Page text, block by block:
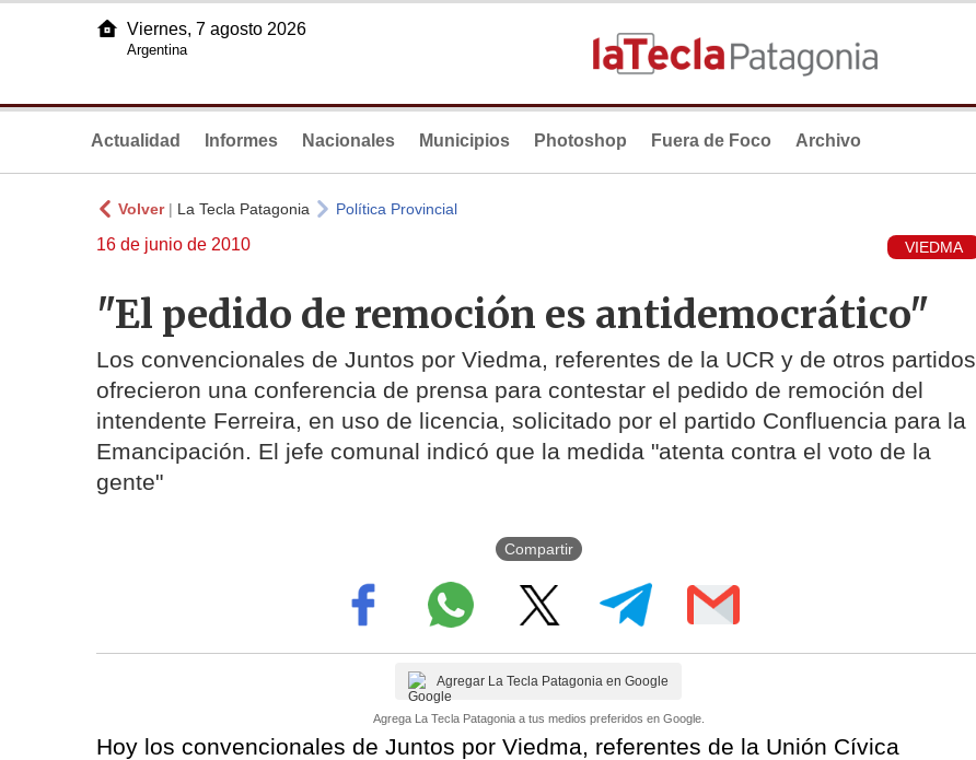
Viernes, 7 agosto 2026
Argentina
Actualidad Informes Nacionales Municipios Photoshop Fuera de Foco Archivo
Volver| La Tecla Patagonia Política Provincial
16 de junio de 2010 VIEDMA
"El pedido de remoción es antidemocrático"
Los convencionales de Juntos por Viedma, referentes de la UCR y de otros partidos
ofrecieron una conferencia de prensa para contestar el pedido de remoción del
intendente Ferreira, en uso de licencia, solicitado por el partido Confluencia para la
Emancipación. El jefe comunal indicó que la medida "atenta contra el voto de la
gente"
Compartir
Agregar La Tecla Patagonia en Google
Agrega La Tecla Patagonia a tus medios preferidos en Google.
Hoy los convencionales de Juntos por Viedma, referentes de la Unión Cívica